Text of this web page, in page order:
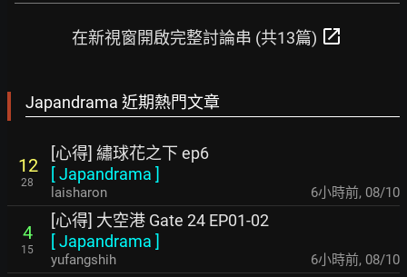
在新視窗開啟完整討論串 (共13篇) open_in_new
Japandrama 近期熱門文章
12
28
[心得] 繡球花之下 ep6
[Japandrama ]
laisharon 6小時前, 08/10
4
15
[心得] 大空港 Gate 24 EP01-02
[Japandrama ]
yufangshih 6小時前, 08/10